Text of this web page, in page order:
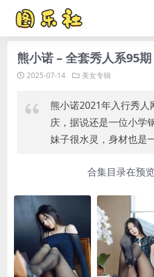
熊小诺 – 全套秀人系95期
2025-07-14 美女专辑
熊小诺2021年入行秀
庆，据说还是一位小学
妹子很水灵，身材也是
合集目录在预